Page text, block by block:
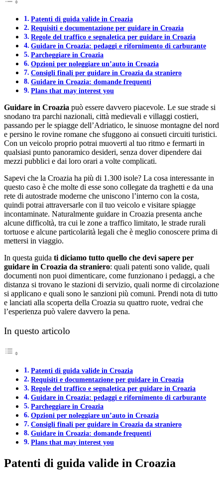
Patenti di guida valide in Croazia
Requisiti e documentazione per guidare in Croazia
Regole del traffico e segnaletica per guidare in Croazia
Guidare in Croazia: pedaggi e rifornimento di carburante
Parcheggiare in Croazia
Opzioni per noleggiare un’auto in Croazia
Consigli finali per guidare in Croazia da straniero
Guidare in Croazia: domande frequenti
Plans that may interest you
Guidare in Croazia può essere davvero piacevole. Le sue strade si
snodano tra parchi nazionali, città medievali e villaggi costieri,
passando per le spiagge dell’Adriatico, le sinuose montagne del nord
e persino le rovine romane che sfuggono ai consueti circuiti turistici.
Con un veicolo proprio potrai muoverti al tuo ritmo e fermarti in
qualsiasi punto panoramico desideri, senza dover dipendere dai
mezzi pubblici e dai loro orari a volte complicati.
Sapevi che la Croazia ha più di 1.300 isole? La cosa interessante in
questo caso è che molte di esse sono collegate da traghetti e da una
rete di autostrade moderne che uniscono l’interno con la costa,
quindi potrai attraversarle con il tuo veicolo e visitare spiagge
incontaminate. Naturalmente guidare in Croazia presenta anche
alcune difficoltà, tra cui le zone a traffico limitato, le strade rurali
tortuose e alcune particolarità legali che è meglio conoscere prima di
mettersi in viaggio.
In questa guida ti diciamo tutto quello che devi sapere per
guidare in Croazia da straniero: quali patenti sono valide, quali
documenti non puoi dimenticare, come funzionano i pedaggi, a che
distanza si trovano le stazioni di servizio, quali norme di circolazione
si applicano e quali sono le sanzioni più comuni. Prendi nota di tutto
e lanciati alla scoperta della Croazia su quattro ruote, vedrai che
l’esperienza può valere davvero la pena.
In questo articolo
Patenti di guida valide in Croazia
Requisiti e documentazione per guidare in Croazia
Regole del traffico e segnaletica per guidare in Croazia
Guidare in Croazia: pedaggi e rifornimento di carburante
Parcheggiare in Croazia
Opzioni per noleggiare un’auto in Croazia
Consigli finali per guidare in Croazia da straniero
Guidare in Croazia: domande frequenti
Plans that may interest you
Patenti di guida valide in Croazia